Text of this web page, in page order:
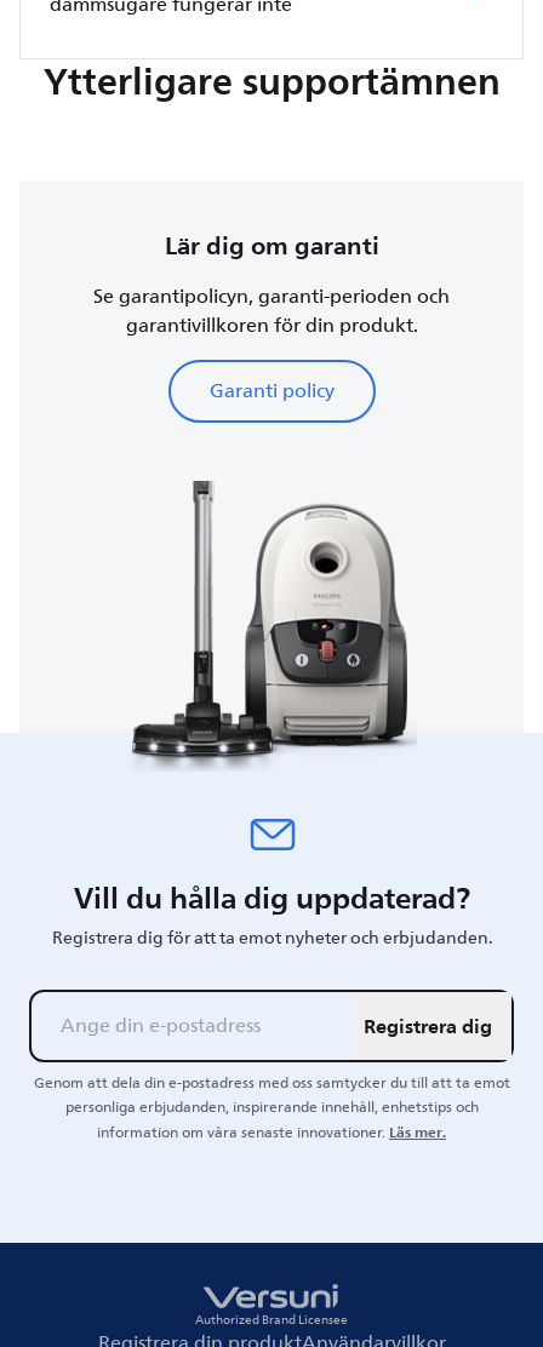
Ytterligare supportämnen
Lär dig om garanti
Se garantipolicyn, garanti-perioden och
garantivillkoren för din produkt.
Garanti policy
Vill du hålla dig uppdaterad?
Registrera dig för att ta emot nyheter och erbjudanden.
Registrera dig
Genom att dela din e-postadress med oss samtycker du till att ta emot
personliga erbjudanden, inspirerande innehåll, enhetstips och
information om våra senaste innovationer.Läs mer.
Authorized Brand Licensee